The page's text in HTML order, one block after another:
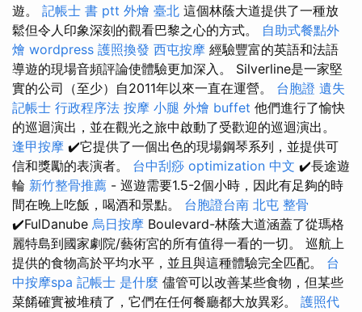
遊。 記帳士 書 ptt 外燴 臺北 這個林蔭大道提供了一種放
鬆但令人印象深刻的觀看巴黎之心的方式。 自助式餐點外
燴 wordpress 護照換發 西屯按摩 經驗豐富的英語和法語
導遊的現場音頻評論使體驗更加深入。 Silverline是一家堅
實的公司（至少）自2011年以來一直在運營。 台胞證 遺失
記帳士 行政程序法 按摩 小腿 外燴 buffet 他們進行了愉快
的巡迴演出，並在觀光之旅中啟動了受歡迎的巡迴演出。
逢甲按摩 ✔️它提供了一個出色的現場鋼琴系列，並提供可
信和獎勵的表演者。 台中刮痧 optimization 中文 ✔️長途遊
輪 新竹整骨推薦 - 巡遊需要1.5-2個小時，因此有足夠的時
間在晚上吃飯，喝酒和景點。 台胞證台南 北屯 整骨
✔️FulDanube 烏日按摩 Boulevard-林蔭大道涵蓋了從瑪格
麗特島到國家劇院/藝術宮的所有值得一看的一切。 巡航上
提供的食物高於平均水平，並且與這種體驗完全匹配。 台
中按摩spa 記帳士 是什麼 儘管可以改善某些食物，但某些
菜餚確實被堆積了，它們在任何餐廳都大放異彩。 護照代